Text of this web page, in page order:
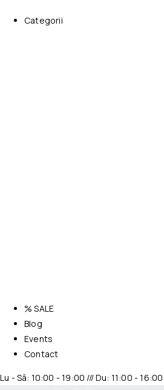
Categorii
% SALE
Blog
Events
Contact
Lu - Sâ: 10:00 - 19:00 /// Du: 11:00 - 16:00